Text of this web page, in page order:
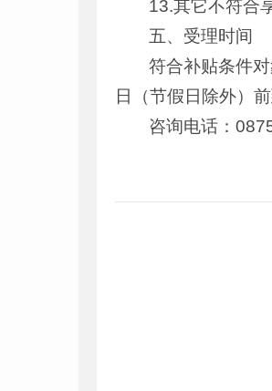
13.其它不符合
五、受理时间
符合补贴条件
日（节假日除外）
咨询电话：